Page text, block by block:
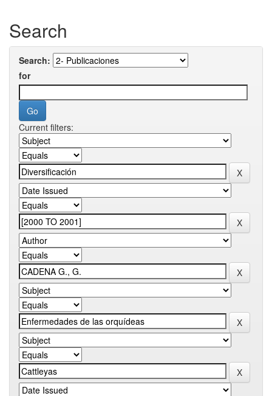
Search
Search:
for
Current filters: